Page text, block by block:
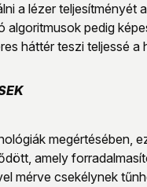
a lézer
algoritmusok pedig
háttér teszi teljessé a
megértésében,
amely
mérve csekélynek